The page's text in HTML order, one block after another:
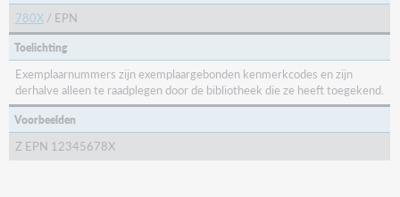
780X/ EPN
Toelichting
Exemplaarnummers zijn exemplaargebonden kenmerkcodes en zijn
derhalve alleen te raadplegen door de bibliotheek die ze heeft toegekend.
Voorbeelden
Z EPN 12345678X